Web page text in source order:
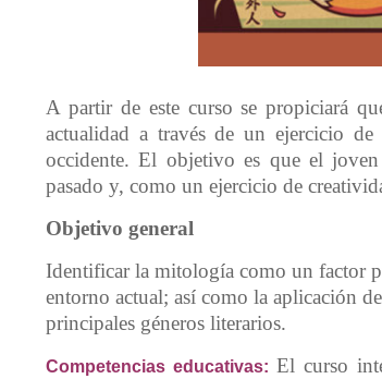
A partir de este curso se propiciará
actualidad a través de un ejercicio
occidente. El objetivo es que el joven
pasado y, como un ejercicio de
Objetivo general
Identificar la mitología como un factor
entorno actual; así como la aplicación
principales géneros literarios.
Competencias educativas: El curso